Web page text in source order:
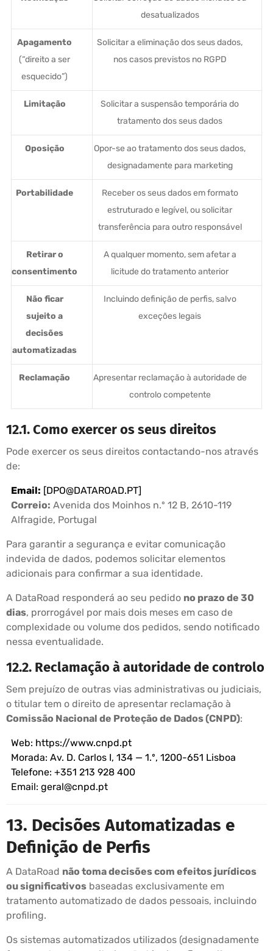
desatualizados
Apagamento
(“direito a ser
esquecido”)
Solicitar a eliminação dos seus dados,
nos casos previstos no RGPD
Limitação
Solicitar a suspensão temporária do
tratamento dos seus dados
Oposição
Opor-se ao tratamento dos seus dados,
designadamente para marketing
Portabilidade
Receber os seus dados em formato
estruturado e legível, ou solicitar
transferência para outro responsável
Retirar o
consentimento
A qualquer momento, sem afetar a
licitude do tratamento anterior
Não ficar
sujeito a
decisões
automatizadas
Incluindo definição de perfis, salvo
exceções legais
Reclamação
Apresentar reclamação à autoridade de
controlo competente
12.1. Como exercer os seus direitos
Pode exercer os seus direitos contactando-nos através
de:
Email: [DPO@DATAROAD.PT]
Correio: Avenida dos Moinhos n.º 12 B, 2610-119
Alfragide, Portugal
Para garantir a segurança e evitar comunicação
indevida de dados, podemos solicitar elementos
adicionais para confirmar a sua identidade.
A DataRoad responderá ao seu pedido no prazo de 30
dias, prorrogável por mais dois meses em caso de
complexidade ou volume dos pedidos, sendo notificado
nessa eventualidade.
12.2. Reclamação à autoridade de controlo
Sem prejuízo de outras vias administrativas ou judiciais,
o titular tem o direito de apresentar reclamação à
Comissão Nacional de Proteção de Dados (CNPD):
Web: https://www.cnpd.pt
Morada: Av. D. Carlos I, 134 — 1.º, 1200-651 Lisboa
Telefone: +351 213 928 400
Email: geral@cnpd.pt
13. Decisões Automatizadas e
Definição de Perfis
A DataRoad não toma decisões com efeitos jurídicos
ou significativos baseadas exclusivamente em
tratamento automatizado de dados pessoais, incluindo
profiling.
Os sistemas automatizados utilizados (designadamente